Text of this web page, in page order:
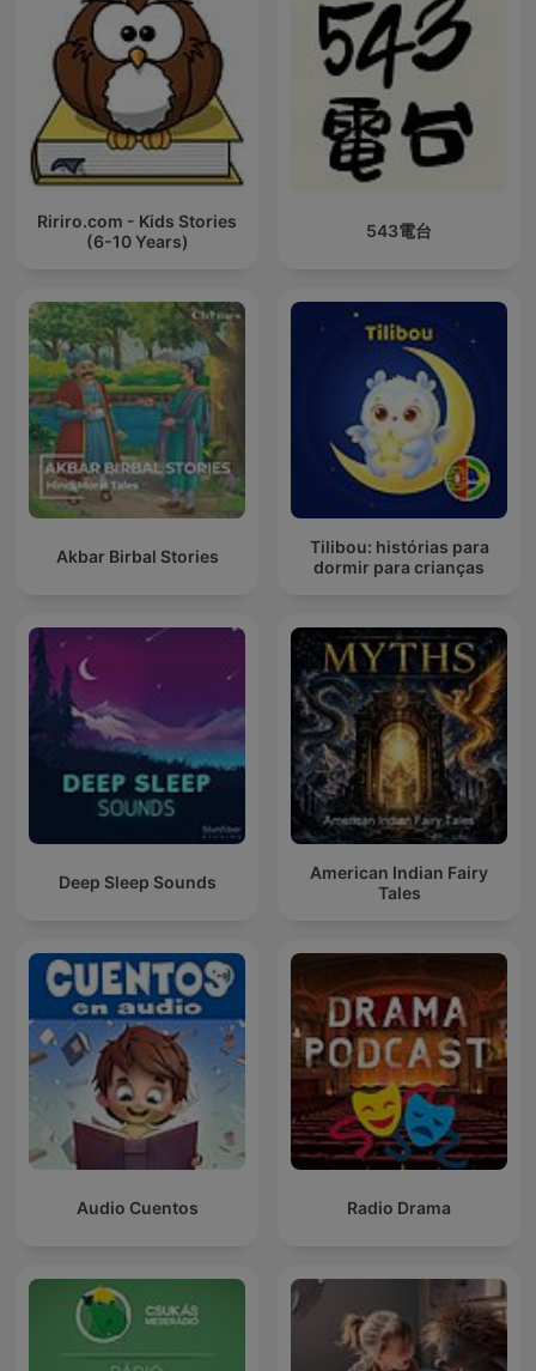
Ririro.com - Kids Stories
(6-10 Years)
543電台
Akbar Birbal Stories
Tilibou: histórias para
dormir para crianças
Deep Sleep Sounds
American Indian Fairy
Tales
Audio Cuentos Radio Drama